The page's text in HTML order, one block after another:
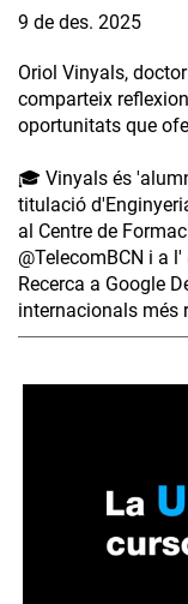
9 de des. 2025
Oriol Vinyals,
comparteix
oportunitats que
🎓 Vinyals és
titulació
al Centre de
‪@TelecomBCN‬ i a
Recerca a Google
internacionals més